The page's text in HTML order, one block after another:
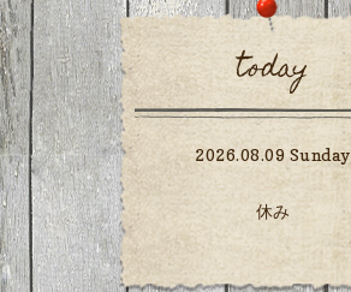
today
2026.08.09 Sunday
休み